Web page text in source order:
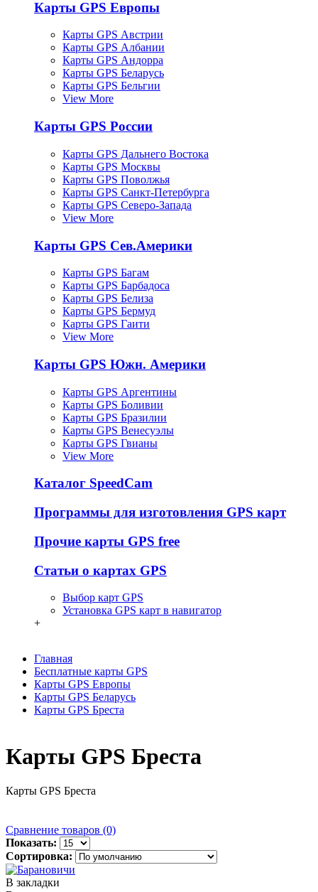
Карты GPS Европы
Карты GPS Австрии
Карты GPS Албании
Карты GPS Андорра
Карты GPS Беларусь
Карты GPS Бельгии
View More
Карты GPS России
Карты GPS Дальнего Востока
Карты GPS Москвы
Карты GPS Поволжья
Карты GPS Санкт-Петербурга
Карты GPS Северо-Запада
View More
Карты GPS Сев.Америки
Карты GPS Багам
Карты GPS Барбадоса
Карты GPS Белиза
Карты GPS Бермуд
Карты GPS Гаити
View More
Карты GPS Южн. Америки
Карты GPS Аргентины
Карты GPS Боливии
Карты GPS Бразилии
Карты GPS Венесуэлы
Карты GPS Гвианы
View More
Каталог SpeedCam
Программы для изготовления GPS карт
Прочие карты GPS free
Статьи о картах GPS
Выбор карт GPS
Установка GPS карт в навигатор
+
Главная
Бесплатные карты GPS
Карты GPS Европы
Карты GPS Беларусь
Карты GPS Бреста
Карты GPS Бреста
Карты GPS Бреста
Сравнение товаров (0)
Показать:
Сортировка:
В закладки